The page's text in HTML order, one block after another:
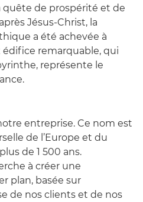
quête de prospérité et de
Jésus-Christ, la
a été achevée à
édifice remarquable, qui
représente le
entreprise. Ce nom est
de l’Europe et du
de 1 500 ans.
à créer une
plan, basée sur
de nos clients et de nos